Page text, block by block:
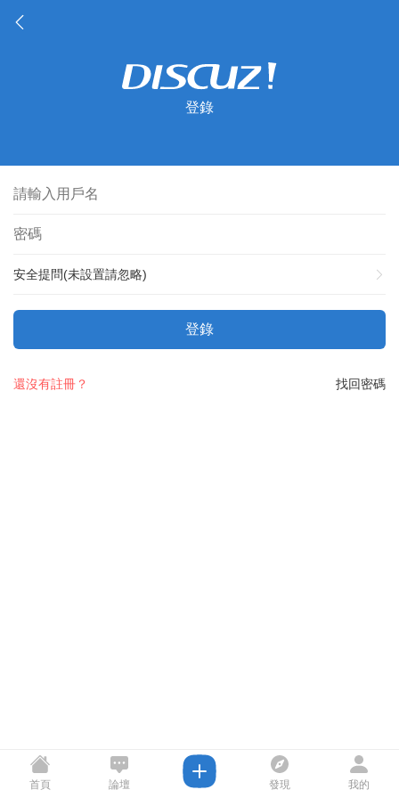
登錄
安全提問(未設置請忽略)
登錄
找回密碼
還沒有註冊？
首頁 論壇 發現 我的